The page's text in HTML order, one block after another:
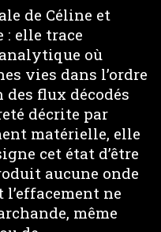
de Céline et
: elle trace
où
vies dans l’ordre
flux décodés
décrite par
matérielle, elle
cet état d’être
aucune onde
ne
même